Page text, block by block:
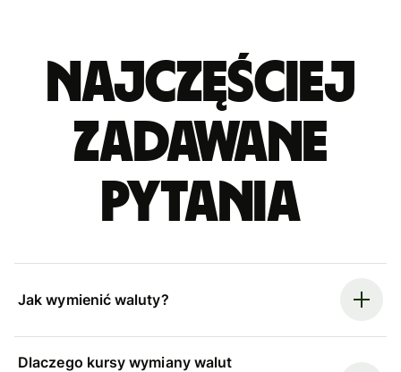
Najczęściej
zadawane
pytania
Jak wymienić waluty?
Dlaczego kursy wymiany walut